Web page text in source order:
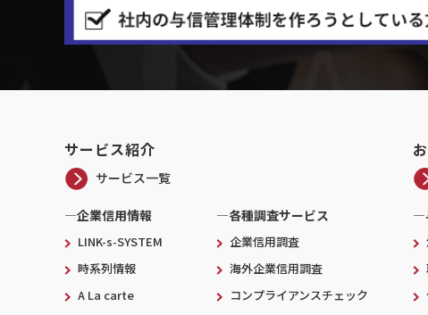
サービス紹介
サービス一覧
―企業信用情報
LINK-s-SYSTEM
時系列情報
A La carte
―各種調査サービス
企業信用調査
海外企業信用調査
コンプライアンスチェック
―